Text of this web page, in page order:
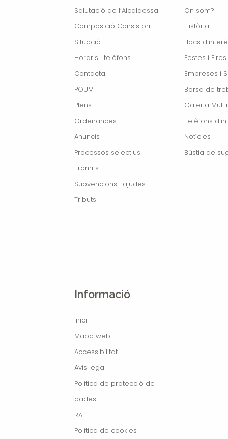
Salutació de l’Alcaldessa
Composició Consistori
Situació
Horaris i telèfons
Contacta
POUM
Plens
Ordenances
Anuncis
Processos selectius
Tràmits
Subvencions i ajudes
Tributs
On som?
Història
Llocs
Festes i Fires
Empreses i
Borsa de
Galeria
Telèfons
Notícies
Bústia de
Informació
Inici
Mapa web
Accessibilitat
Avís legal
Política de protecció de
dades
RAT
Política de cookies